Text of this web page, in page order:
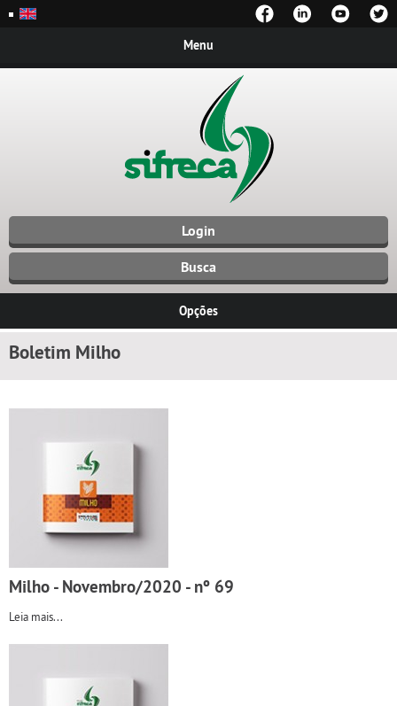
Menu
Login
Busca
Opções
Boletim Milho
Milho - Novembro/2020 - nº 69
Leia mais...